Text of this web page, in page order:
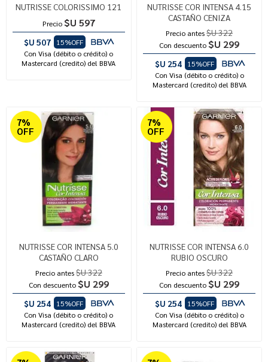
NUTRISSE COLORISSIMO 121
Precio $U 597
$U 507
15%OFF
Con Visa (débito o crédito) o
Mastercard (credito) del BBVA
NUTRISSE COR INTENSA 4.15
CASTAÑO CENIZA
Precio antes$U 322
Con descuento $U 299
$U 254
15%OFF
Con Visa (débito o crédito) o
Mastercard (credito) del BBVA
7%
OFF
NUTRISSE COR INTENSA 5.0
CASTAÑO CLARO
Precio antes$U 322
Con descuento $U 299
$U 254
15%OFF
Con Visa (débito o crédito) o
Mastercard (credito) del BBVA
7%
OFF
NUTRISSE COR INTENSA 6.0
RUBIO OSCURO
Precio antes$U 322
Con descuento $U 299
$U 254
15%OFF
Con Visa (débito o crédito) o
Mastercard (credito) del BBVA